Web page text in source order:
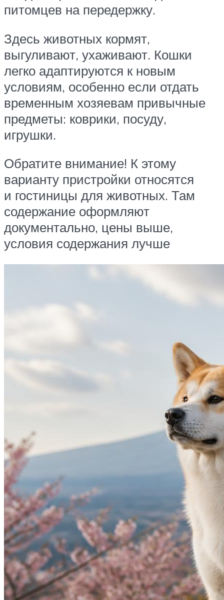
питомцев на передержку.
Здесь животных кормят,
выгуливают, ухаживают. Кошки
легко адаптируются к новым
условиям, особенно если отдать
временным хозяевам привычные
предметы: коврики, посуду,
игрушки.
Обратите внимание! К этому
варианту пристройки относятся
и гостиницы для животных. Там
содержание оформляют
документально, цены выше,
условия содержания лучше